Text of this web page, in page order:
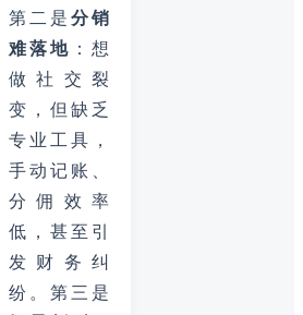
第二是 分销
难落地 ：想
做社交裂
变，但缺乏
专业工具，
手动记账、
分佣效率
低，甚至引
发财务纠
纷。第三是